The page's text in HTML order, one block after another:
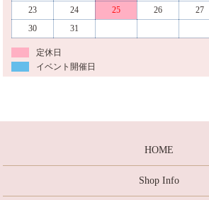
23
24 25 26 27
30
31
定休日
イベント開催日
HOME
Shop Info